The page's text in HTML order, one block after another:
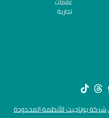
تجارية
شركة يوتاجيت للأنظمة المحدودة